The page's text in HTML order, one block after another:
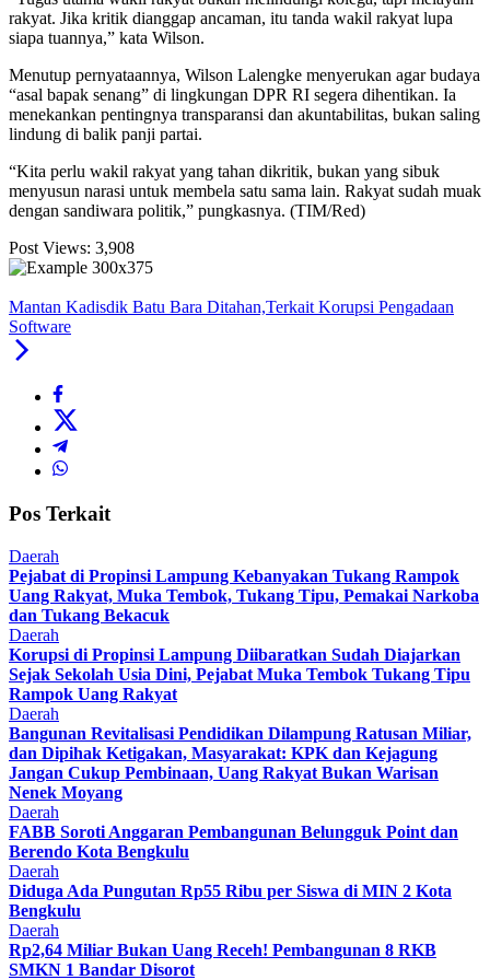
rakyat. Jika kritik dianggap ancaman, itu tanda wakil rakyat lupa
siapa tuannya,” kata Wilson.
Menutup pernyataannya, Wilson Lalengke menyerukan agar budaya
“asal bapak senang” di lingkungan DPR RI segera dihentikan. Ia
menekankan pentingnya transparansi dan akuntabilitas, bukan saling
lindung di balik panji partai.
“Kita perlu wakil rakyat yang tahan dikritik, bukan yang sibuk
menyusun narasi untuk membela satu sama lain. Rakyat sudah muak
dengan sandiwara politik,” pungkasnya. (TIM/Red)
Post Views: 3,908
Mantan Kadisdik Batu Bara Ditahan,Terkait Korupsi Pengadaan
Software
Pos Terkait
Daerah
Pejabat di Propinsi Lampung Kebanyakan Tukang Rampok
Uang Rakyat, Muka Tembok, Tukang Tipu, Pemakai Narkoba
dan Tukang Bekacuk
Daerah
Korupsi di Propinsi Lampung Diibaratkan Sudah Diajarkan
Sejak Sekolah Usia Dini, Pejabat Muka Tembok Tukang Tipu
Rampok Uang Rakyat
Daerah
Bangunan Revitalisasi Pendidikan Dilampung Ratusan Miliar,
dan Dipihak Ketigakan, Masyarakat: KPK dan Kejagung
Jangan Cukup Pembinaan, Uang Rakyat Bukan Warisan
Nenek Moyang
Daerah
FABB Soroti Anggaran Pembangunan Belungguk Point dan
Berendo Kota Bengkulu
Daerah
Diduga Ada Pungutan Rp55 Ribu per Siswa di MIN 2 Kota
Bengkulu
Daerah
Rp2,64 Miliar Bukan Uang Receh! Pembangunan 8 RKB
SMKN 1 Bandar Disorot